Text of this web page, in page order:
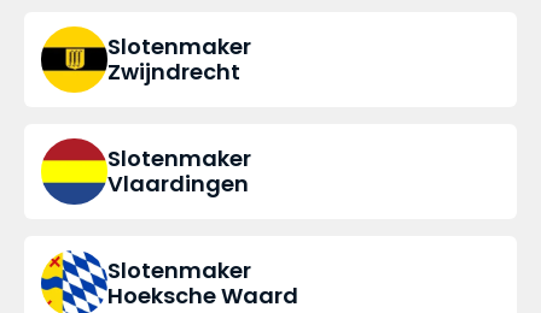
Slotenmaker
Zwijndrecht
Slotenmaker
Vlaardingen
Slotenmaker
Hoeksche Waard